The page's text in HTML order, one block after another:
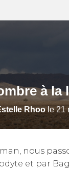
à la
Rhoole21
nous
et par